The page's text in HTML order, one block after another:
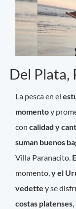
Del Plata,
La pesca en el
momentoy
concalidad y
suman buenos
Villa Paranacito.
momento,y el
vedette y se
costas platenses